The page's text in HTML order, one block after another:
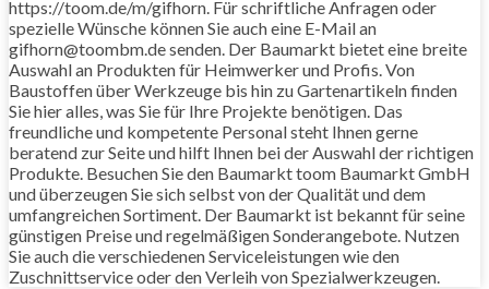
https://toom.de/m/gifhorn. Für schriftliche Anfragen oder
spezielle Wünsche können Sie auch eine E-Mail an
gifhorn@toombm.de senden. Der Baumarkt bietet eine breite
Auswahl an Produkten für Heimwerker und Profis. Von
Baustoffen über Werkzeuge bis hin zu Gartenartikeln finden
Sie hier alles, was Sie für Ihre Projekte benötigen. Das
freundliche und kompetente Personal steht Ihnen gerne
beratend zur Seite und hilft Ihnen bei der Auswahl der richtigen
Produkte. Besuchen Sie den Baumarkt toom Baumarkt GmbH
und überzeugen Sie sich selbst von der Qualität und dem
umfangreichen Sortiment. Der Baumarkt ist bekannt für seine
günstigen Preise und regelmäßigen Sonderangebote. Nutzen
Sie auch die verschiedenen Serviceleistungen wie den
Zuschnittservice oder den Verleih von Spezialwerkzeugen.